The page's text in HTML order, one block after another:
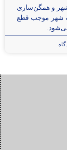
شهر و همگن‌سازی
شهر موجب قطع